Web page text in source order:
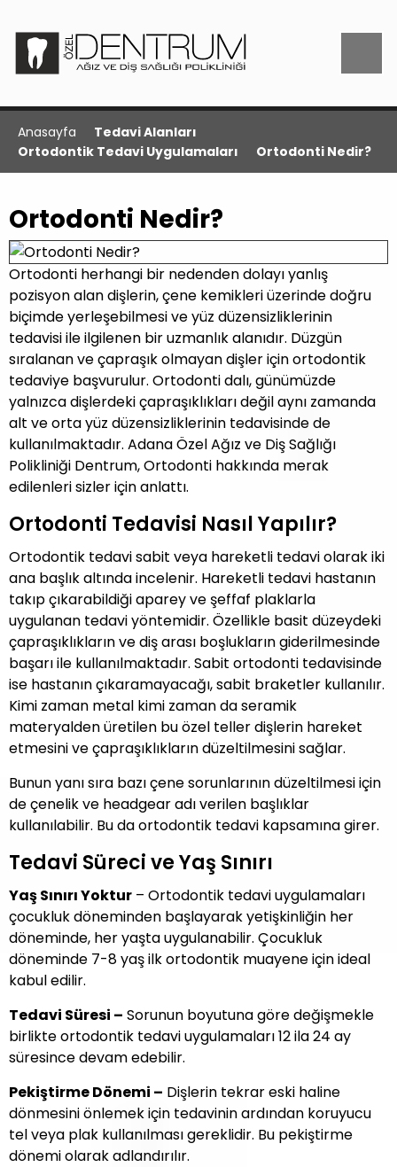
Anasayfa
Tedavi Alanları
Ortodontik Tedavi Uygulamaları
Ortodonti Nedir?
Ortodonti Nedir?
Ortodonti herhangi bir nedenden dolayı yanlış
pozisyon alan dişlerin, çene kemikleri üzerinde doğru
biçimde yerleşebilmesi ve yüz düzensizliklerinin
tedavisi ile ilgilenen bir uzmanlık alanıdır. Düzgün
sıralanan ve çapraşık olmayan dişler için ortodontik
tedaviye başvurulur. Ortodonti dalı, günümüzde
yalnızca dişlerdeki çapraşıklıkları değil aynı zamanda
alt ve orta yüz düzensizliklerinin tedavisinde de
kullanılmaktadır. Adana Özel Ağız ve Diş Sağlığı
Polikliniği Dentrum, Ortodonti hakkında merak
edilenleri sizler için anlattı.
Ortodonti Tedavisi Nasıl Yapılır?
Ortodontik tedavi sabit veya hareketli tedavi olarak iki
ana başlık altında incelenir. Hareketli tedavi hastanın
takıp çıkarabildiği aparey ve şeffaf plaklarla
uygulanan tedavi yöntemidir. Özellikle basit düzeydeki
çapraşıklıkların ve diş arası boşlukların giderilmesinde
başarı ile kullanılmaktadır. Sabit ortodonti tedavisinde
ise hastanın çıkaramayacağı, sabit braketler kullanılır.
Kimi zaman metal kimi zaman da seramik
materyalden üretilen bu özel teller dişlerin hareket
etmesini ve çapraşıklıkların düzeltilmesini sağlar.
Bunun yanı sıra bazı çene sorunlarının düzeltilmesi için
de çenelik ve headgear adı verilen başlıklar
kullanılabilir. Bu da ortodontik tedavi kapsamına girer.
Tedavi Süreci ve Yaş Sınırı
Yaş Sınırı Yoktur – Ortodontik tedavi uygulamaları
çocukluk döneminden başlayarak yetişkinliğin her
döneminde, her yaşta uygulanabilir. Çocukluk
döneminde 7-8 yaş ilk ortodontik muayene için ideal
kabul edilir.
Tedavi Süresi – Sorunun boyutuna göre değişmekle
birlikte ortodontik tedavi uygulamaları 12 ila 24 ay
süresince devam edebilir.
Pekiştirme Dönemi – Dişlerin tekrar eski haline
dönmesini önlemek için tedavinin ardından koruyucu
tel veya plak kullanılması gereklidir. Bu pekiştirme
dönemi olarak adlandırılır.